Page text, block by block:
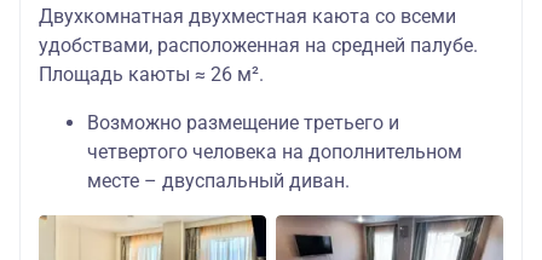
Двухкомнатная двухместная каюта со всеми
удобствами, расположенная на средней палубе.
Площадь каюты ≈ 26 м².
Возможно размещение третьего и
четвертого человека на дополнительном
месте – двуспальный диван.